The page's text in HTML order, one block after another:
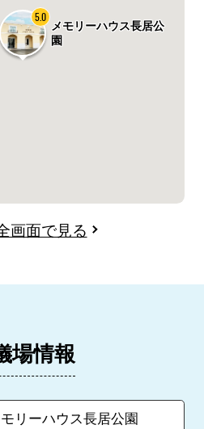
メモリーハウス長居公
園
5.0
画面で見る
場情報
リーハウス長居公園